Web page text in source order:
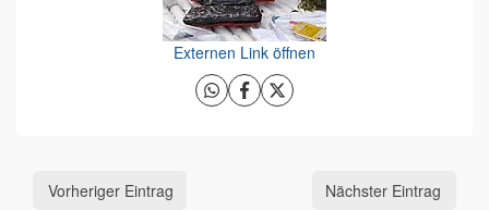
Externen Link öffnen
Vorheriger Eintrag Nächster Eintrag